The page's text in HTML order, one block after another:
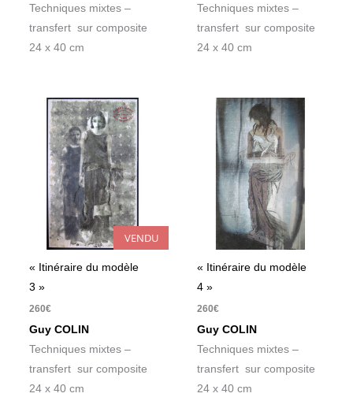
Techniques mixtes –
transfert sur composite
24 x 40 cm
Techniques mixtes –
transfert sur composite
24 x 40 cm
VENDU
« Itinéraire du modèle
3 »
260€
Guy COLIN
Techniques mixtes –
transfert sur composite
24 x 40 cm
« Itinéraire du modèle
4 »
260€
Guy COLIN
Techniques mixtes –
transfert sur composite
24 x 40 cm